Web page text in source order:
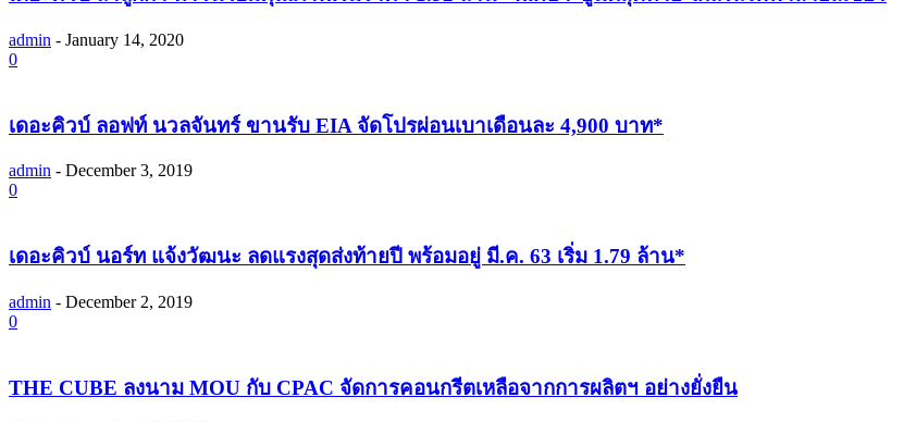
admin - January 14, 2020
0
เดอะคิวบ์ ลอฟท์ นวลจันทร์ ขานรับ EIA จัดโปรผ่อนเบาเดือนละ 4,900 บาท*
admin - December 3, 2019
0
เดอะคิวบ์ นอร์ท แจ้งวัฒนะ ลดแรงสุดส่งท้ายปี พร้อมอยู่ มี.ค. 63 เริ่ม 1.79 ล้าน*
admin - December 2, 2019
0
THE CUBE ลงนาม MOU กับ CPAC จัดการคอนกรีตเหลือจากการผลิตฯ อย่างยั่งยืน